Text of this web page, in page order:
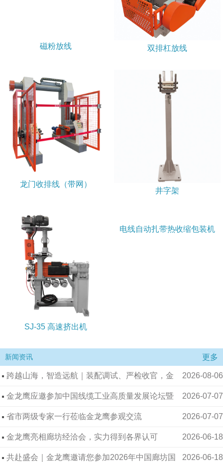
磁粉放线 双排杠放线
龙门收排线（带网）
井字架
SJ-35 高速挤出机
电线自动扎带热收缩包装机
新闻资讯 更多
2026-08-06
跨越山海，智造远航｜装配调试、严检收官，金
龙鹰以专业智造赋能全球实业升级！ 2026-07-07
金龙鹰应邀参加中国线缆工业高质量发展论坛暨
昆明电缆集团90周年庆典 2026-07-07
省市两级专家一行莅临金龙鹰参观交流
2026-06-18
金龙鹰亮相廊坊经洽会，实力得到各界认可
2026-06-18
共赴盛会｜金龙鹰邀请您参加2026年中国廊坊国